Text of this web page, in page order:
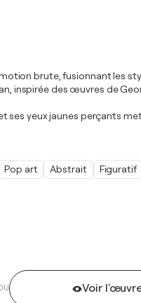
Voir
brute, fusionnant les
inspirée des œuvres de
ses yeux jaunes perçants
Pop art Abstrait Figuratif